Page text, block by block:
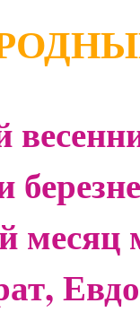
месяц